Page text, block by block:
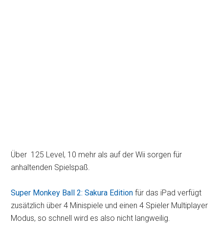
Über 125 Level, 10 mehr als auf der Wii sorgen für
anhaltenden Spielspaß.
Super Monkey Ball 2: Sakura Edition für das iPad verfügt
zusätzlich über 4 Minispiele und einen 4 Spieler Multiplayer
Modus, so schnell wird es also nicht langweilig.